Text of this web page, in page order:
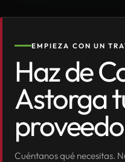
EMPIEZA CON UN
Haz de
Astorga
Cuéntanos qué necesitas.